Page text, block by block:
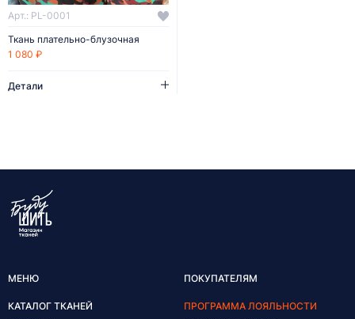
Арт.: PL-0001
Ткань плательно-блузочная
1 080 ₽
Детали
МЕНЮ
КАТАЛОГ ТКАНЕЙ
ПОКУПАТЕЛЯМ
ПРОГРАММА ЛОЯЛЬНОСТИ